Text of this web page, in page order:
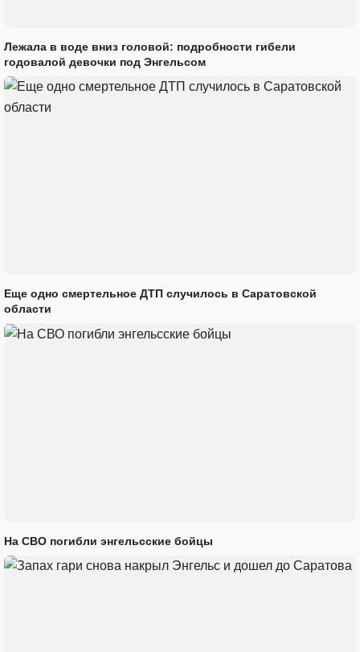
Лежала в воде вниз головой: подробности гибели
годовалой девочки под Энгельсом
Еще одно смертельное ДТП случилось в Саратовской
области
На СВО погибли энгельсские бойцы